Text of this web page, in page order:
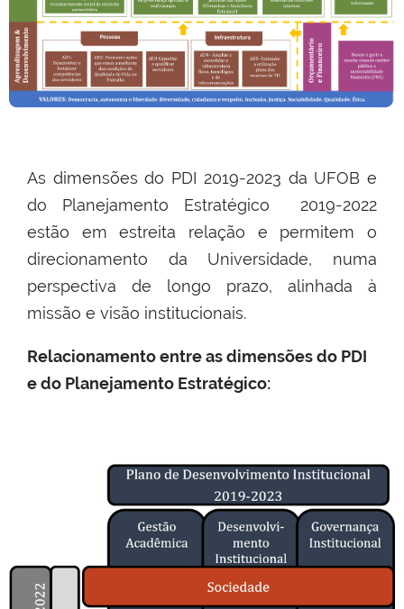
As dimensões do PDI 2019-2023 da UFOB e
do Planejamento Estratégico 2019-2022
estão em estreita relação e permitem o
direcionamento da Universidade, numa
perspectiva de longo prazo, alinhada à
missão e visão institucionais.
Relacionamento entre as dimensões do PDI
e do Planejamento Estratégico: